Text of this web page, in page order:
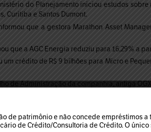
do Planejamento iniciou estudos
Curitiba e Santos Dumont.
que a gestora Marathon Asset
que a AGC Energia reduziu para 16,29% a
um crédito de R$ 9 bilhões para Micro e
de Administração da companhia, antiga
a assinatura de um contrato para a
de patrimônio e não concede
de Crédito/Consultoria de Crédito. O